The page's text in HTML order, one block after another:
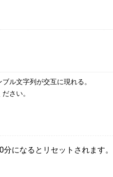
ル文字列が交互に現れる。
さい。
になるとリセットされます。